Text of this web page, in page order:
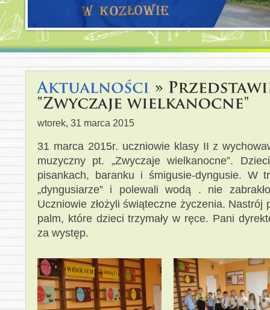
wtorek, 31 marca 2015
31 marca 2015r. uczniowie klasy II z
muzyczny pt. „Zwyczaje wielkanocne”.
pisankach, baranku i śmigusie-dyngusie. W
„dyngusiarze” i polewali wodą . nie
Uczniowie złożyli świąteczne życzenia. Nastrój
palm, które dzieci trzymały w ręce. Pani
za występ.